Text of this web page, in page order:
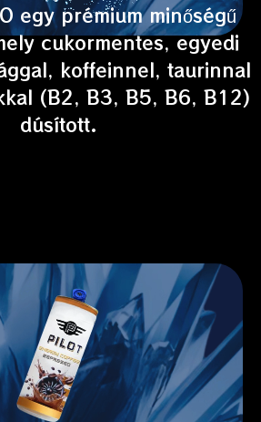
egy prémium minőségű
cukormentes, egyedi
koffeinnel, taurinnal
(B2, B3, B5, B6, B12)
dúsított.